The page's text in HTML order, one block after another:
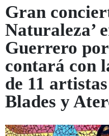
Gran
Naturaleza’
Guerrero
contará con
de 11
Blades y